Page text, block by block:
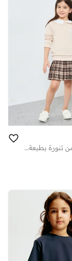
طقم منسق من تنورة بطبعة مربعات وبلوزة